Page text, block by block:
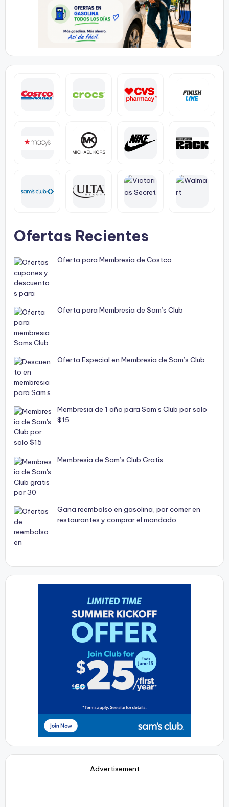
Ofertas Recientes
Oferta para Membresia de Costco
Oferta para Membresia de Sam’s Club
Oferta Especial en Membresía de Sam’s Club
Membresia de 1 año para Sam’s Club por solo
$15
Membresia de Sam’s Club Gratis
Gana reembolso en gasolina, por comer en
restaurantes y comprar el mandado.
Advertisement